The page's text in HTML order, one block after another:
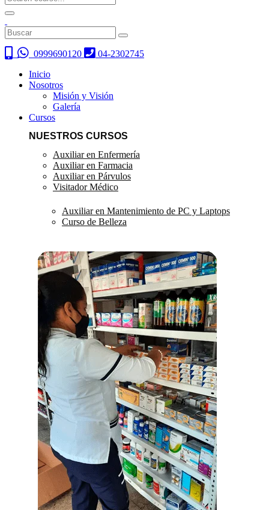
0999690120
04-2302745
Inicio
Nosotros
Misión y Visión
Galería
Cursos
NUESTROS CURSOS
Auxiliar en Enfermería
Auxiliar en Farmacia
Auxiliar en Párvulos
Visitador Médico
Auxiliar en Mantenimiento de PC y Laptops
Curso de Belleza